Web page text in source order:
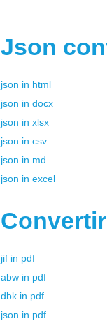
Json
json in html
json in docx
json in xlsx
json in csv
json in md
json in excel
jif in pdf
abw in pdf
dbk in pdf
json in pdf